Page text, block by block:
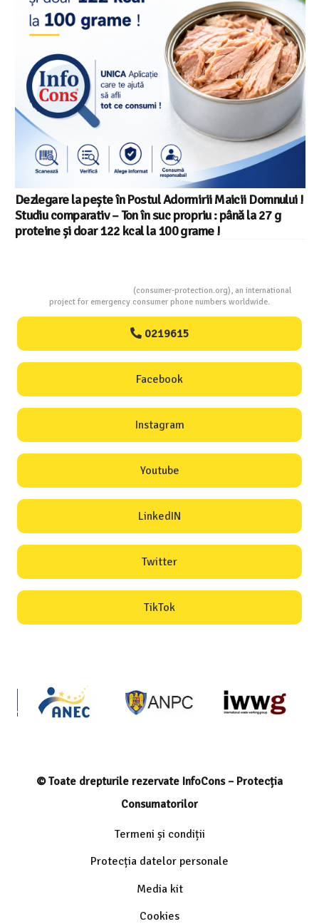
Salariul minim in Europa in 2026 – Romania pe locul 20
din 22 in UE
(consumer-protection.org), an international
project for emergency consumer phone numbers worldwide.
0219615
Facebook
Instagram
Youtube
LinkedIN
Twitter
TikTok
© Toate drepturile rezervate InfoCons – Protecția
Consumatorilor
Termeni și condiții
Protecția datelor personale
Media kit
Cookies